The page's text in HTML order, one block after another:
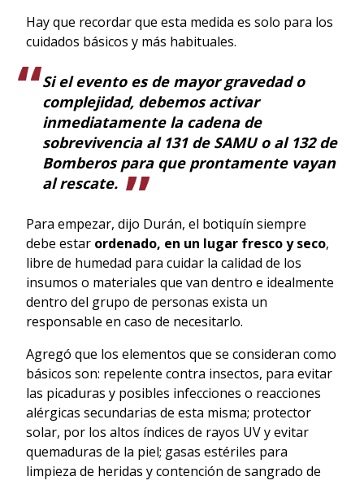
Hay que recordar que esta medida es solo para los
cuidados básicos y más habituales.
Si el evento es de mayor gravedad o
complejidad, debemos activar
inmediatamente la cadena de
sobrevivencia al 131 de SAMU o al 132 de
Bomberos para que prontamente vayan
al rescate.
Para empezar, dijo Durán, el botiquín siempre
debe estar ordenado, en un lugar fresco y seco,
libre de humedad para cuidar la calidad de los
insumos o materiales que van dentro e idealmente
dentro del grupo de personas exista un
responsable en caso de necesitarlo.
Agregó que los elementos que se consideran como
básicos son: repelente contra insectos, para evitar
las picaduras y posibles infecciones o reacciones
alérgicas secundarias de esta misma; protector
solar, por los altos índices de rayos UV y evitar
quemaduras de la piel; gasas estériles para
limpieza de heridas y contención de sangrado de